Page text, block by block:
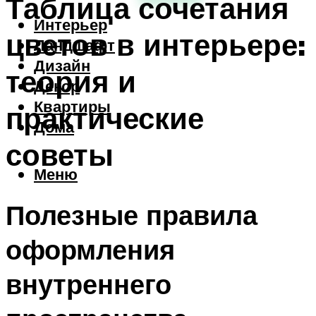
Интерьер
Ландшафт
Дизайн
Декор
Квартиры
Дома
Меню
Таблица сочетания
цветов в интерьере:
теория и
практические
советы
Полезные правила
оформления
внутреннего